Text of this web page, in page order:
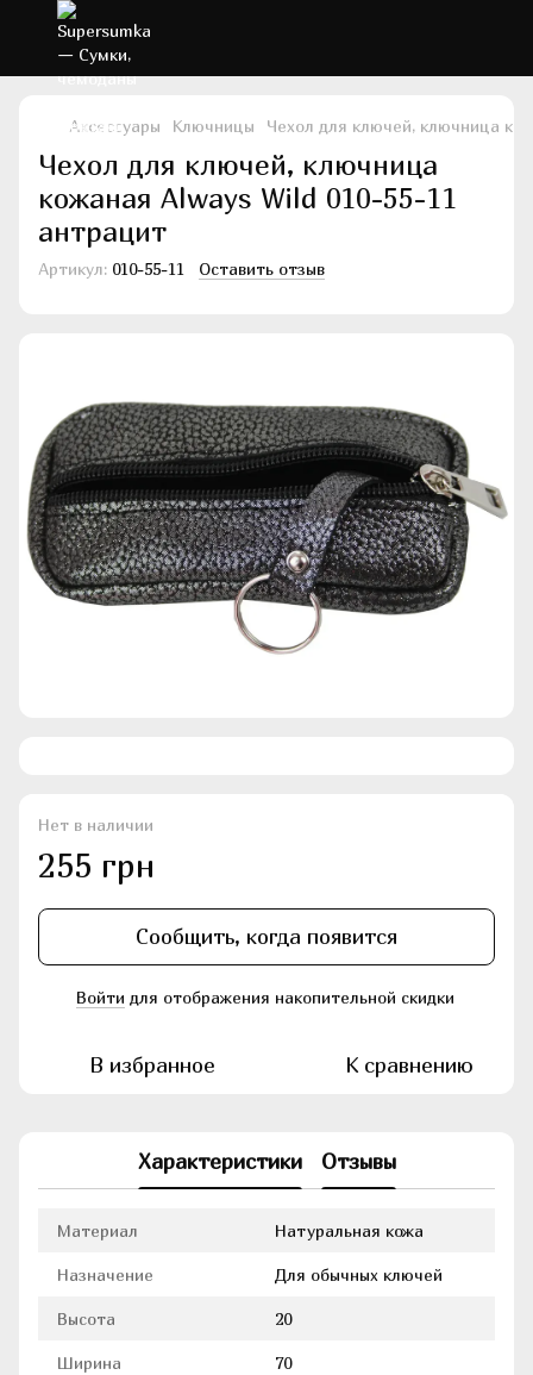
Аксессуары Ключницы Чехол для ключей, ключница
Чехол для ключей, ключница
кожаная Always Wild 010-55-11
антрацит
Артикул: 010-55-11 Оставить отзыв
Нет в наличии
255 грн
Сообщить, когда появится
Войти для отображения накопительной скидки
В избранное К сравнению
Характеристики Отзывы
Материал Натуральная кожа
Назначение Для обычных ключей
Высота 20
Ширина 70